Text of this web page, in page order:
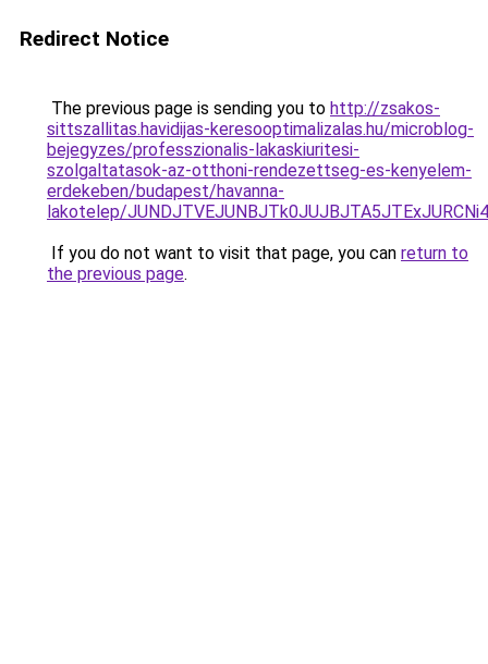
Redirect Notice
The previous page is sending you to http://zsakos-
sittszallitas.havidijas-keresooptimalizalas.hu/microblog-
bejegyzes/professzionalis-lakaskiuritesi-
szolgaltatasok-az-otthoni-rendezettseg-es-kenyelem-
erdekeben/budapest/havanna-
lakotelep/
If you do not want to visit that page, you can return to
the previous page.